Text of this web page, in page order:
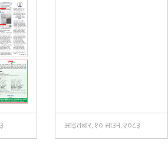
आइतबार, १० साउन, २०८३